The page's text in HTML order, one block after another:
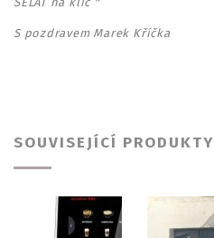
S pozdravem Marek Kříčka
SOUVISEJÍCÍ PRODUKTY